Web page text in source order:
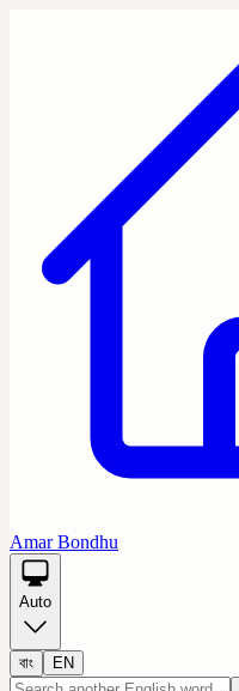
Amar Bondhu
Auto
বাং
EN